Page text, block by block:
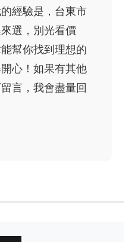
經驗是，台東市
選，別光看價
幫你找到理想的
心！如果有其他
言，我會盡量回